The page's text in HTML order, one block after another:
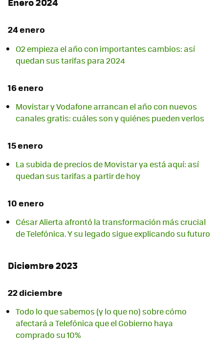
24 enero
O2 empieza el año con importantes cambios: así
quedan sus tarifas para 2024
16 enero
Movistar y Vodafone arrancan el año con nuevos
canales gratis: cuáles son y quiénes pueden verlos
15 enero
La subida de precios de Movistar ya está aquí: así
quedan sus tarifas a partir de hoy
10 enero
César Alierta afrontó la transformación más crucial
de Telefónica. Y su legado sigue explicando su futuro
Diciembre 2023
22 diciembre
Todo lo que sabemos (y lo que no) sobre cómo
afectará a Telefónica que el Gobierno haya
comprado su 10%